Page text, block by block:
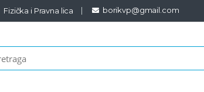
Fizička i Pravna lica borikvp@gmail.com